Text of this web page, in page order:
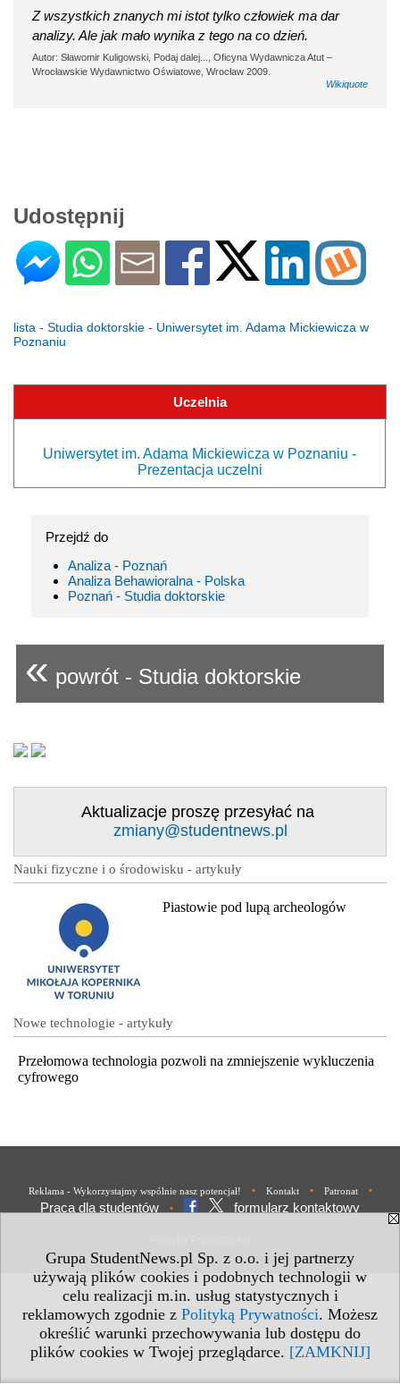
Grupa StudentNews.pl Sp. z o.o. i jej partnerzy
używają plików cookies i podobnych technologii w
celu realizacji m.in. usług statystycznych i
reklamowych zgodnie z Polityką Prywatności. Możesz
określić warunki przechowywania lub dostępu do
plików cookies w Twojej przeglądarce. [ZAMKNIJ]
Z wszystkich znanych mi istot tylko człowiek ma dar
analizy. Ale jak mało wynika z tego na co dzień.
Autor: Sławomir Kuligowski, Podaj dalej..., Oficyna Wydawnicza Atut –
Wrocławskie Wydawnictwo Oświatowe, Wrocław 2009.
Wikiquote
Udostępnij
lista - Studia doktorskie - Uniwersytet im. Adama Mickiewicza w
Poznaniu
Uczelnia
Uniwersytet im. Adama Mickiewicza w Poznaniu -
Prezentacja uczelni
Przejdź do
Analiza - Poznań
Analiza Behawioralna - Polska
Poznań - Studia doktorskie
« powrót - Studia doktorskie
Aktualizacje proszę przesyłać na
zmiany@studentnews.pl
Nauki fizyczne i o środowisku - artykuły
Piastowie pod lupą archeologów
Nowe technologie - artykuły
Przełomowa technologia pozwoli na zmniejszenie wykluczenia
cyfrowego
Reklama - Wykorzystajmy wspólnie nasz potencjał! • Kontakt • Patronat •
Praca dla studentów • formularz kontaktowy